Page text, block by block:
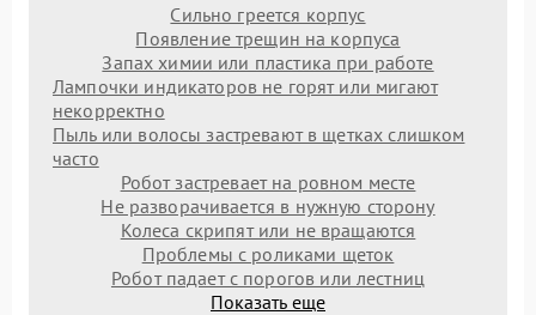
Сильно греется корпус
Появление трещин на корпуса
Запах химии или пластика при работе
Лампочки индикаторов не горят или мигают
некорректно
Пыль или волосы застревают в щетках слишком
часто
Робот застревает на ровном месте
Не разворачивается в нужную сторону
Колеса скрипят или не вращаются
Проблемы с роликами щеток
Робот падает с порогов или лестниц
Показать еще